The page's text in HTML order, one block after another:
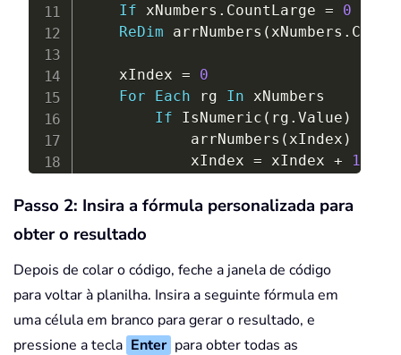
If xNumbers . CountLarge = 0
ReDim arrNumbers ( xNumbers .
    xIndex
=
0
For
Each rg In xNumbers
If IsNumeric ( rg . Value )
            arrNumbers
( xIndex )
            xIndex
= xIndex +
1
Next rg
If
ReDim Preserve arrNumbers
ReDim arrRes(0)
Call Combinations arrNumbers
Passo 2: Insira a fórmula personalizada para
obter o resultado
Depois de colar o código, feche a janela de código
para voltar à planilha. Insira a seguinte fórmula em
uma célula em branco para gerar o resultado, e
pressione a tecla Enter para obter todas as